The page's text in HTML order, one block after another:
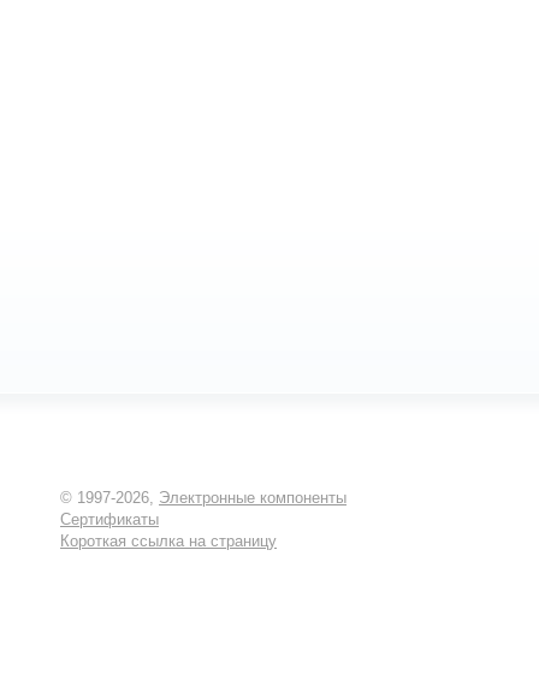
© 1997-2026, Электронные компоненты
Сертификаты
Короткая ссылка на страницу